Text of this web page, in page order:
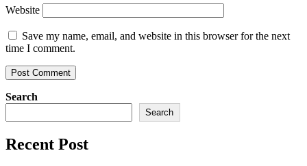
Website
Save my name, email, and website in this browser for the next
time I comment.
Search
Search
Recent Post